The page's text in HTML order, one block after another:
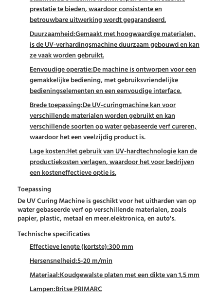
prestatie te bieden, waardoor consistente en
betrouwbare uitwerking wordt gegarandeerd.
Duurzaamheid:Gemaakt met hoogwaardige materialen,
is de UV-verhardingsmachine duurzaam gebouwd en kan
ze vaak worden gebruikt.
Eenvoudige operatie:De machine is ontworpen voor een
gemakkelijke bediening, met gebruiksvriendelijke
bedieningselementen en een eenvoudige interface.
Brede toepassing:De UV-curingmachine kan voor
verschillende materialen worden gebruikt en kan
verschillende soorten op water gebaseerde verf cureren,
waardoor het een veelzijdig product is.
Lage kosten:Het gebruik van UV-hardtechnologie kan de
productiekosten verlagen, waardoor het voor bedrijven
een kosteneffectieve optie is.
Toepassing
De UV Curing Machine is geschikt voor het uitharden van op
water gebaseerde verf op verschillende materialen, zoals
papier, plastic, metaal en meer.elektronica, en auto's.
Technische specificaties
Effectieve lengte (kortste):300 mm
Hersensnelheid:5-20 m/min
Materiaal:Koudgewalste platen met een dikte van 1,5 mm
Lampen:Britse PRIMARC